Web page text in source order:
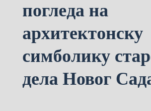
погледа на
архитектонску
симболику
дела Новог